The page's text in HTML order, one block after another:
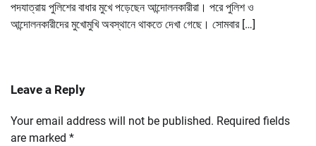
পদযাত্রায় পুলিশের বাধার মুখে পড়েছেন আন্দোলনকারীরা। পরে পুলিশ ও
আন্দোলনকারীদের মুখোমুখি অবস্থানে থাকতে দেখা গেছে। সোমবার […]
Leave a Reply
Your email address will not be published. Required fields
are marked *